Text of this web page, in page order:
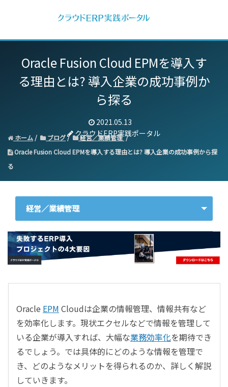
Oracle Fusion Cloud EPMを導入す
る理由とは? 導入企業の成功事例か
ら探る
2021.05.13
クラウドERP実践ポータル
ホーム ブログ
経営／業績管理
Oracle Fusion Cloud EPMを導入する理由とは? 導入企業の成功事例から探
る
経営／業績管理
ERP
会計
CRM／営業支援／Eコマース
DX（2025年の崖）／クラウドコンピューティング
データ分析／BI
ガバナンス／リスク管理
BPR／業務改善
Oracle EPM Cloudは企業の情報管理、情報共有など
を効率化します。現状エクセルなどで情報を管理して
いる企業が導入すれば、大幅な業務効率化を期待でき
るでしょう。では具体的にどのような情報を管理で
き、どのようなメリットを得られるのか、詳しく解説
していきます。